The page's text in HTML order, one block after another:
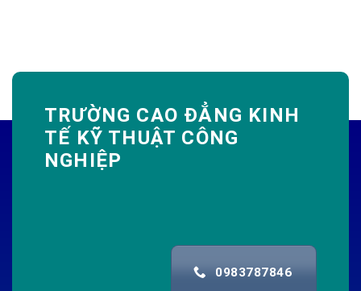
TRƯỜNG CAO ĐẲNG KINH
TẾ KỸ THUẬT CÔNG
NGHIỆP
0983787846